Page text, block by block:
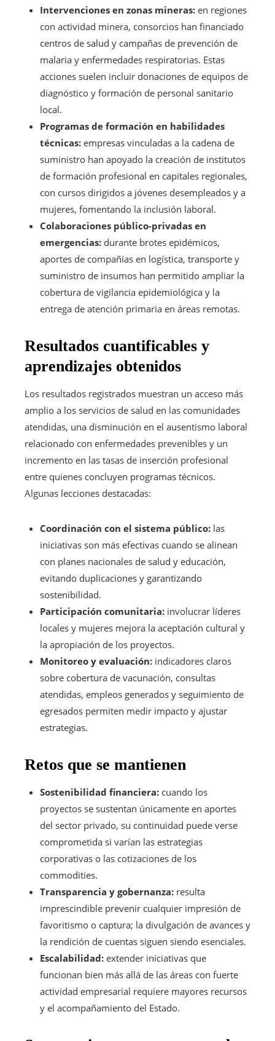
Intervenciones en zonas mineras: en regiones
con actividad minera, consorcios han financiado
centros de salud y campañas de prevención de
malaria y enfermedades respiratorias. Estas
acciones suelen incluir donaciones de equipos de
diagnóstico y formación de personal sanitario
local.
Programas de formación en habilidades
técnicas: empresas vinculadas a la cadena de
suministro han apoyado la creación de institutos
de formación profesional en capitales regionales,
con cursos dirigidos a jóvenes desempleados y a
mujeres, fomentando la inclusión laboral.
Colaboraciones público-privadas en
emergencias: durante brotes epidémicos,
aportes de compañías en logística, transporte y
suministro de insumos han permitido ampliar la
cobertura de vigilancia epidemiológica y la
entrega de atención primaria en áreas remotas.
Resultados cuantificables y
aprendizajes obtenidos
Los resultados registrados muestran un acceso más
amplio a los servicios de salud en las comunidades
atendidas, una disminución en el ausentismo laboral
relacionado con enfermedades prevenibles y un
incremento en las tasas de inserción profesional
entre quienes concluyen programas técnicos.
Algunas lecciones destacadas:
Coordinación con el sistema público: las
iniciativas son más efectivas cuando se alinean
con planes nacionales de salud y educación,
evitando duplicaciones y garantizando
sostenibilidad.
Participación comunitaria: involucrar líderes
locales y mujeres mejora la aceptación cultural y
la apropiación de los proyectos.
Monitoreo y evaluación: indicadores claros
sobre cobertura de vacunación, consultas
atendidas, empleos generados y seguimiento de
egresados permiten medir impacto y ajustar
estrategias.
Retos que se mantienen
Sostenibilidad financiera: cuando los
proyectos se sustentan únicamente en aportes
del sector privado, su continuidad puede verse
comprometida si varían las estrategias
corporativas o las cotizaciones de los
commodities.
Transparencia y gobernanza: resulta
imprescindible prevenir cualquier impresión de
favoritismo o captura; la divulgación de avances y
la rendición de cuentas siguen siendo esenciales.
Escalabilidad: extender iniciativas que
funcionan bien más allá de las áreas con fuerte
actividad empresarial requiere mayores recursos
y el acompañamiento del Estado.